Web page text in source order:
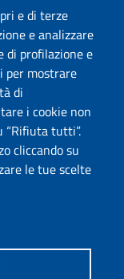
e di terze
e analizzare
di profilazione e
mostrare
di
i cookie non
“Rifiuta tutti”.
cliccando su
le tue scelte